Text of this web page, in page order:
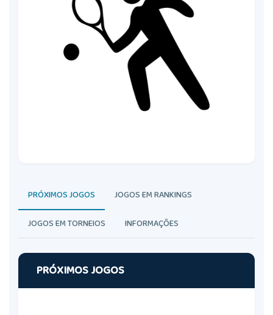
PRÓXIMOS JOGOS JOGOS EM RANKINGS
JOGOS EM TORNEIOS INFORMAÇÕES
PRÓXIMOS JOGOS